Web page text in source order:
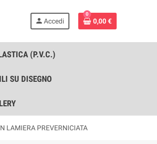
person Accedi
0
0,00 €
(P.V.C.)
SU DISEGNO
LAMIERA PREVERNICIATA